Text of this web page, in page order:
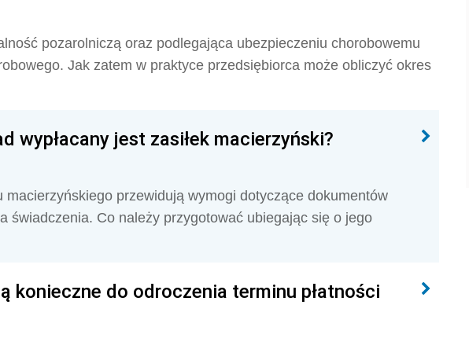
pozarolniczą oraz podlegająca ubezpieczeniu chorobowemu
Jak zatem w praktyce przedsiębiorca może obliczyć okres
wypłacany jest zasiłek macierzyński?
macierzyńskiego przewidują wymogi dotyczące dokumentów
świadczenia. Co należy przygotować ubiegając się o jego
konieczne do odroczenia terminu płatności